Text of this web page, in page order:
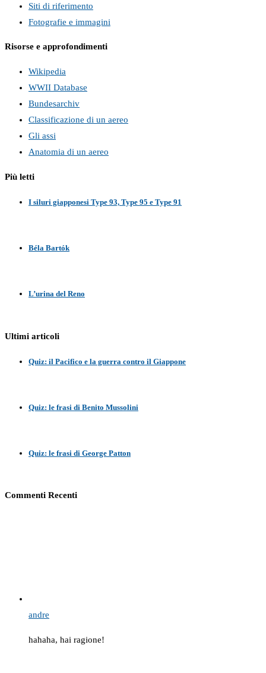
Siti di riferimento
Fotografie e immagini
Risorse e approfondimenti
Wikipedia
WWII Database
Bundesarchiv
Classificazione di un aereo
Gli assi
Anatomia di un aereo
Più letti
I siluri giapponesi Type 93, Type 95 e Type 91
Béla Bartók
L’urina del Reno
Ultimi articoli
Quiz: il Pacifico e la guerra contro il Giappone
Quiz: le frasi di Benito Mussolini
Quiz: le frasi di George Patton
Commenti Recenti
andre
hahaha, hai ragione!